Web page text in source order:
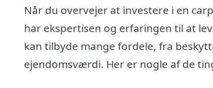
Når du overvejer at investere i en
har ekspertisen og erfaringen til at
kan tilbyde mange fordele, fra
ejendomsværdi. Her er nogle af de